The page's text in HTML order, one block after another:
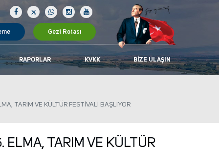
Gezi Rotası
RAPORLAR KVKK BIZE ULAŞIN
TARIM VE KÜLTÜR FESTİVALİ BAŞLIYOR
ELMA, TARIM VE KÜLTÜR